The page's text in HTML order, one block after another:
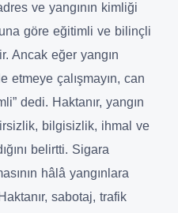
ve yangının kimliği
göre eğitimli ve bilinçli
Ancak eğer yangın
etmeye çalışmayın, can
dedi. Haktanır, yangın
bilgisizlik, ihmal ve
belirtti. Sigara
hâlâ yangınlara
sabotaj, trafik